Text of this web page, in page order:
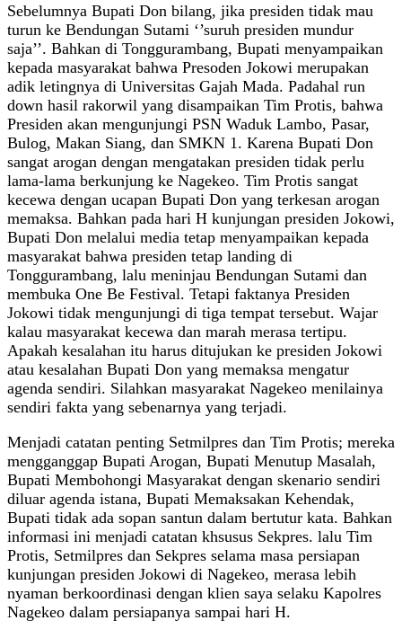
Sebelumnya Bupati Don bilang, jika presiden tidak mau
turun ke Bendungan Sutami ‘’suruh presiden mundur
saja’’. Bahkan di Tonggurambang, Bupati menyampaikan
kepada masyarakat bahwa Presoden Jokowi merupakan
adik letingnya di Universitas Gajah Mada. Padahal run
down hasil rakorwil yang disampaikan Tim Protis, bahwa
Presiden akan mengunjungi PSN Waduk Lambo, Pasar,
Bulog, Makan Siang, dan SMKN 1. Karena Bupati Don
sangat arogan dengan mengatakan presiden tidak perlu
lama-lama berkunjung ke Nagekeo. Tim Protis sangat
kecewa dengan ucapan Bupati Don yang terkesan arogan
memaksa. Bahkan pada hari H kunjungan presiden Jokowi,
Bupati Don melalui media tetap menyampaikan kepada
masyarakat bahwa presiden tetap landing di
Tonggurambang, lalu meninjau Bendungan Sutami dan
membuka One Be Festival. Tetapi faktanya Presiden
Jokowi tidak mengunjungi di tiga tempat tersebut. Wajar
kalau masyarakat kecewa dan marah merasa tertipu.
Apakah kesalahan itu harus ditujukan ke presiden Jokowi
atau kesalahan Bupati Don yang memaksa mengatur
agenda sendiri. Silahkan masyarakat Nagekeo menilainya
sendiri fakta yang sebenarnya yang terjadi.
Menjadi catatan penting Setmilpres dan Tim Protis; mereka
mengganggap Bupati Arogan, Bupati Menutup Masalah,
Bupati Membohongi Masyarakat dengan skenario sendiri
diluar agenda istana, Bupati Memaksakan Kehendak,
Bupati tidak ada sopan santun dalam bertutur kata. Bahkan
informasi ini menjadi catatan khsusus Sekpres. lalu Tim
Protis, Setmilpres dan Sekpres selama masa persiapan
kunjungan presiden Jokowi di Nagekeo, merasa lebih
nyaman berkoordinasi dengan klien saya selaku Kapolres
Nagekeo dalam persiapanya sampai hari H.